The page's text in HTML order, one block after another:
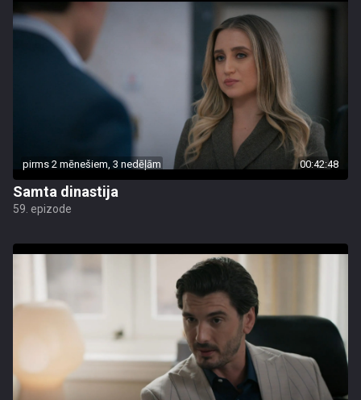
pirms 2 mēnešiem, 3 nedēļām 00:42:48
Samta dinastija
59. epizode